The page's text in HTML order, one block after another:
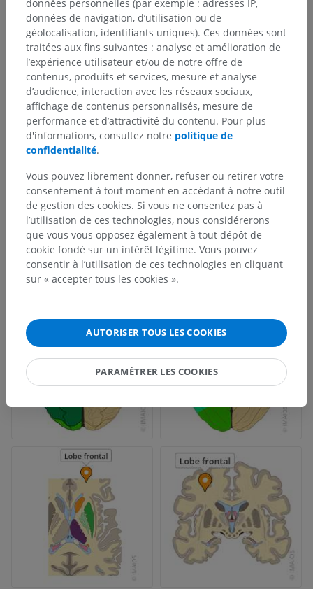
données personnelles (par exemple : adresses IP,
données de navigation, d’utilisation ou de
géolocalisation, identifiants uniques). Ces données sont
traitées aux fins suivantes : analyse et amélioration de
l’expérience utilisateur et/ou de notre offre de
contenus, produits et services, mesure et analyse
d’audience, interaction avec les réseaux sociaux,
affichage de contenus personnalisés, mesure de
performance et d’attractivité du contenu. Pour plus
d'informations, consultez notre politique de
confidentialité.
Vous pouvez librement donner, refuser ou retirer votre
consentement à tout moment en accédant à notre outil
de gestion des cookies. Si vous ne consentez pas à
l’utilisation de ces technologies, nous considérerons
que vous vous opposez également à tout dépôt de
cookie fondé sur un intérêt légitime. Vous pouvez
consentir à l’utilisation de ces technologies en cliquant
sur « accepter tous les cookies ».
AUTORISER TOUS LES COOKIES
PARAMÉTRER LES COOKIES